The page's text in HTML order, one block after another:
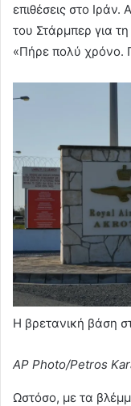
επιθέσεις στο
του Στάρμπερ για
«Πήρε πολύ χρόνο.
Η βρετανική βάση
AP Photo/Petros
Ωστόσο, με τα